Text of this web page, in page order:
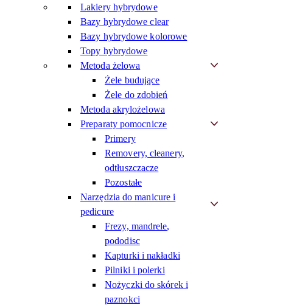
Lakiery hybrydowe
Bazy hybrydowe clear
Bazy hybrydowe kolorowe
Topy hybrydowe
Metoda żelowa
Żele budujące
Żele do zdobień
Metoda akrylożelowa
Preparaty pomocnicze
Primery
Removery, cleanery,
odtłuszczacze
Pozostałe
Narzędzia do manicure i
pedicure
Frezy, mandrele,
pododisc
Kapturki i nakładki
Pilniki i polerki
Nożyczki do skórek i
paznokci